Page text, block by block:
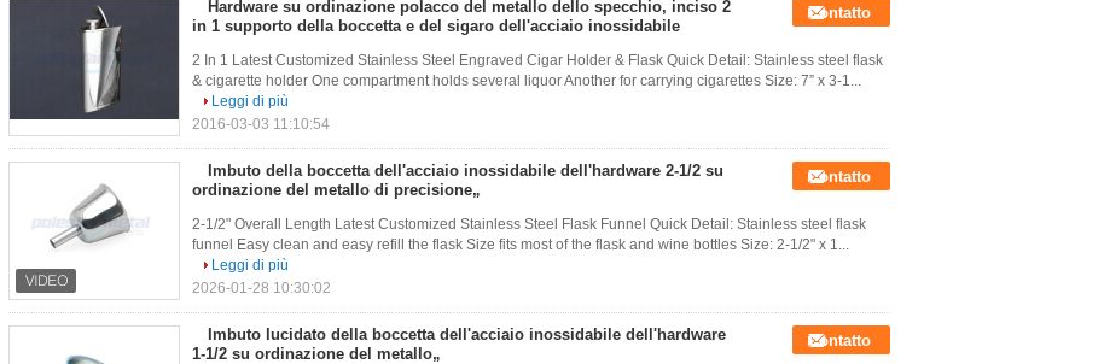
Hardware su ordinazione polacco del metallo dello specchio, inciso 2
in 1 supporto della boccetta e del sigaro dell'acciaio inossidabile
Contatto
2 In 1 Latest Customized Stainless Steel Engraved Cigar Holder & Flask Quick Detail: Stainless steel flask
& cigarette holder One compartment holds several liquor Another for carrying cigarettes Size: 7” x 3-1...
Leggi di più
2016-03-03 11:10:54
Imbuto della boccetta dell'acciaio inossidabile dell'hardware 2-1/2 su
ordinazione del metallo di precisione„
Contatto
2-1/2" Overall Length Latest Customized Stainless Steel Flask Funnel Quick Detail: Stainless steel flask
funnel Easy clean and easy refill the flask Size fits most of the flask and wine bottles Size: 2-1/2" x 1...
Leggi di più
2026-01-28 10:30:02
Imbuto lucidato della boccetta dell'acciaio inossidabile dell'hardware
1-1/2 su ordinazione del metallo„
Contatto